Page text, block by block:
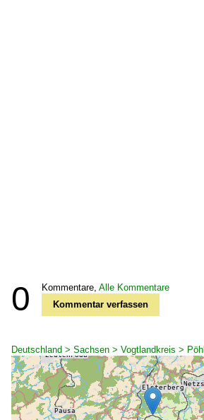
0 Kommentare, Alle Kommentare
Kommentar verfassen
Deutschland > Sachsen > Vogtlandkreis > Pöhl